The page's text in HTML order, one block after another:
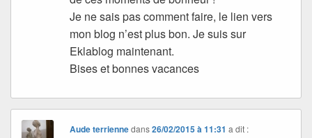
Je ne sais pas comment faire, le lien vers
mon blog n’est plus bon. Je suis sur
Eklablog maintenant.
Bises et bonnes vacances
Aude terriennedans26/02/2015 à 11:31 a dit :